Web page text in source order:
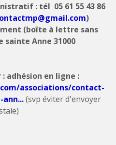
: tél 05 61 55 43 86
)
(boîte à lettre sans
sainte Anne 31000
adhésion en ligne :
associations/contact-
(svp éviter d'envoyer